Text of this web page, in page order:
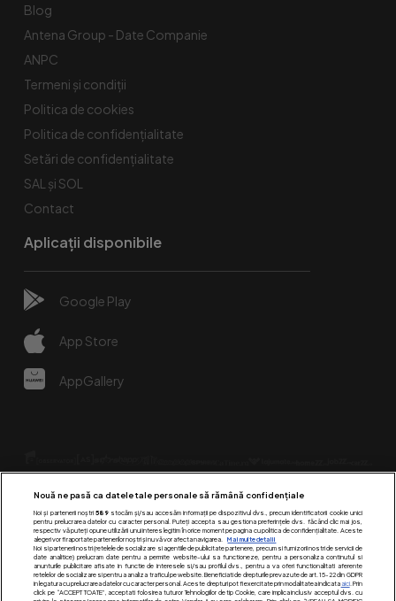
Blog
Antena Group - Date Companie
ANPC
Termeni și condiții
Politica de cookies
Politica de confidențialitate
Setări de confidențialitate
SAL și SOL
Contact
Aplicații disponibile
Google Play
App Store
AppGallery
Urmărește-ne pe:
Nouă ne pasă ca datele tale personale să rămână confidențiale
Noi și partenerii noștri 589stocăm și/sau accesăm informații pe dispozitivul dvs., precum identificatorii cookie unici
pentru prelucrarea datelor cu caracter personal. Puteți accepta sau gestiona preferințele dvs. făcând clic mai jos,
respectiv vă puteți opune utilizării unui interes legitim în orice moment pe pagina cu politica de confidențialitate. Aceste
alegeri vor fi raportate partenerilor noștri și nu vă vor afecta navigarea.
Mai multe detalii
Noi si partenerii nostri (retelele de socializare si agentiile de publicitate partenere, precum si furnizorii nostri de servicii de
date analitice) prelucram date pentru a permite website-ului sa functioneze, pentru a personaliza continutul si
anunturile publicitare afisate in functie de interesele si/sau profilul dvs., pentru a va oferi functionalitati aferente
retelelor de socializare si pentru a analiza traficul pe website. Beneficiati de drepturile prevazute de art. 15-22 din GDPR
in legatura cu prelucrarea datelor cu caracter personal. Aceste drepturi pot fi exercitate prin modalitatea indicataaici. Prin
click pe “ACCEPT TOATE”, acceptati folosirea tuturor Tehnologiilor de tip Cookie, care implica inclusiv acceptul dvs. cu